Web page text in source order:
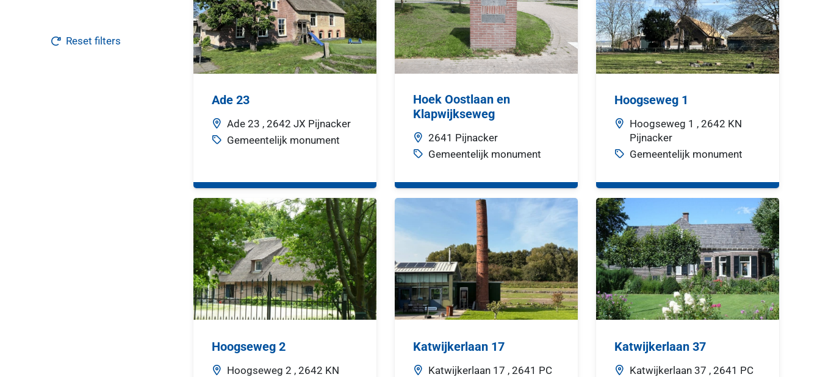
Reset filters
Ade 23
Ade 23 ,2642 JX Pijnacker
Gemeentelijk monument
Hoek Oostlaan en
Klapwijkseweg
2641 Pijnacker
Gemeentelijk monument
Hoogseweg 1
Hoogseweg 1 ,2642 KN
Pijnacker
Gemeentelijk monument
Hoogseweg 2
Hoogseweg 2 ,2642 KN
Katwijkerlaan 17
Katwijkerlaan 17 ,2641 PC
Katwijkerlaan 37
Katwijkerlaan 37 ,2641 PC